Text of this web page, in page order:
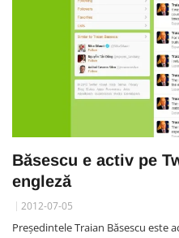
Băsescu e activ pe
engleză
2012-07-05
Preşedintele Traian Băsescu este